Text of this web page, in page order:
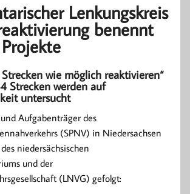
Lenkungskreis
benennt
Strecken wie möglich reaktivieren“
Strecken werden auf
untersucht
Aufgabenträger des
(SPNV) in Niedersachsen
niedersächsischen
und der
(LNVG) gefolgt: